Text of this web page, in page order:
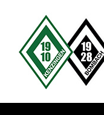
springen